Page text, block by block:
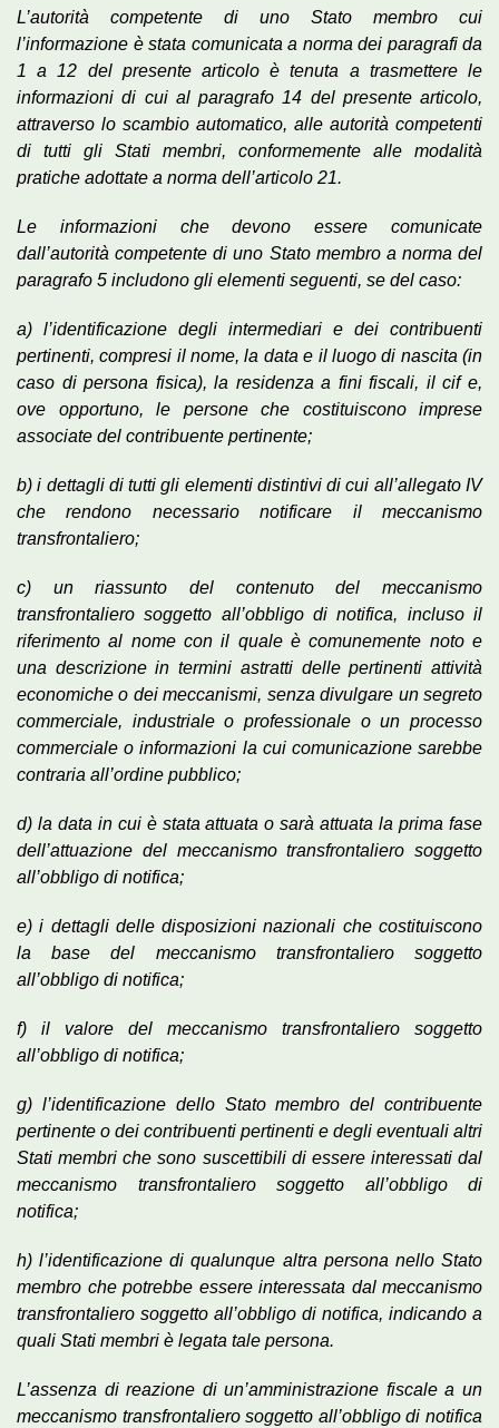
L’autorità competente di uno Stato membro cui
l’informazione è stata comunicata a norma dei paragrafi da
1 a 12 del presente articolo è tenuta a trasmettere le
informazioni di cui al paragrafo 14 del presente articolo,
attraverso lo scambio automatico, alle autorità competenti
di tutti gli Stati membri, conformemente alle modalità
pratiche adottate a norma dell’articolo 21.
Le informazioni che devono essere comunicate
dall’autorità competente di uno Stato membro a norma del
paragrafo 5 includono gli elementi seguenti, se del caso:
a) l’identificazione degli intermediari e dei contribuenti
pertinenti, compresi il nome, la data e il luogo di nascita (in
caso di persona fisica), la residenza a fini fiscali, il cif e,
ove opportuno, le persone che costituiscono imprese
associate del contribuente pertinente;
b) i dettagli di tutti gli elementi distintivi di cui all’allegato IV
che rendono necessario notificare il meccanismo
transfrontaliero;
c) un riassunto del contenuto del meccanismo
transfrontaliero soggetto all’obbligo di notifica, incluso il
riferimento al nome con il quale è comunemente noto e
una descrizione in termini astratti delle pertinenti attività
economiche o dei meccanismi, senza divulgare un segreto
commerciale, industriale o professionale o un processo
commerciale o informazioni la cui comunicazione sarebbe
contraria all’ordine pubblico;
d) la data in cui è stata attuata o sarà attuata la prima fase
dell’attuazione del meccanismo transfrontaliero soggetto
all’obbligo di notifica;
e) i dettagli delle disposizioni nazionali che costituiscono
la base del meccanismo transfrontaliero soggetto
all’obbligo di notifica;
f) il valore del meccanismo transfrontaliero soggetto
all’obbligo di notifica;
g) l’identificazione dello Stato membro del contribuente
pertinente o dei contribuenti pertinenti e degli eventuali altri
Stati membri che sono suscettibili di essere interessati dal
meccanismo transfrontaliero soggetto all’obbligo di
notifica;
h) l’identificazione di qualunque altra persona nello Stato
membro che potrebbe essere interessata dal meccanismo
transfrontaliero soggetto all’obbligo di notifica, indicando a
quali Stati membri è legata tale persona.
L’assenza di reazione di un’amministrazione fiscale a un
meccanismo transfrontaliero soggetto all’obbligo di notifica